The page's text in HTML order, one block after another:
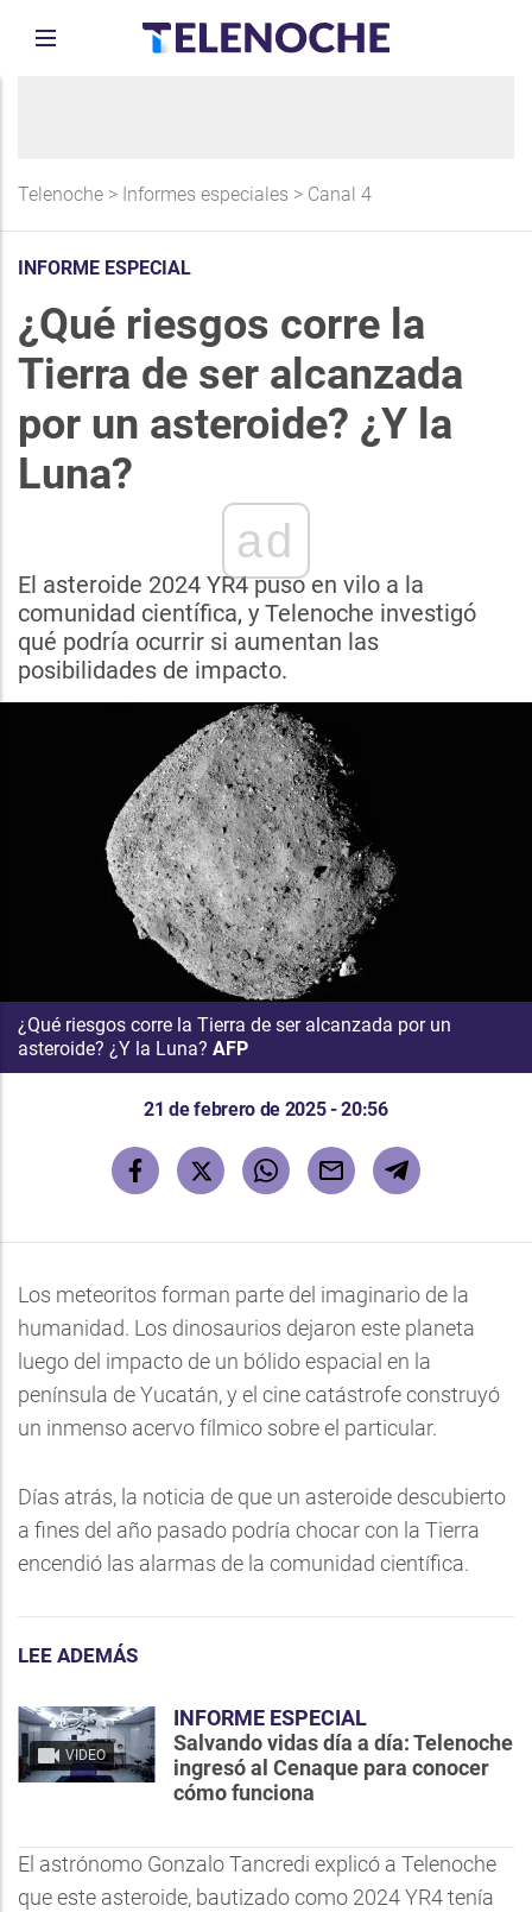
Telenoche > Informes especiales > Canal 4
INFORME ESPECIAL
¿Qué riesgos corre la
Tierra de ser alcanzada
por un asteroide? ¿Y la
Luna?
ad
El asteroide 2024 YR4 puso en vilo a la
comunidad científica, y Telenoche investigó
qué podría ocurrir si aumentan las
posibilidades de impacto.
¿Qué riesgos corre la Tierra de ser alcanzada por un
asteroide? ¿Y la Luna? AFP
21 de febrero de 2025 - 20:56
Los meteoritos forman parte del imaginario de la
humanidad. Los dinosaurios dejaron este planeta
luego del impacto de un bólido espacial en la
península de Yucatán, y el cine catástrofe construyó
un inmenso acervo fílmico sobre el particular.
Días atrás, la noticia de que un asteroide descubierto
a fines del año pasado podría chocar con la Tierra
encendió las alarmas de la comunidad científica.
LEE ADEMÁS
VIDEO
INFORME ESPECIAL
Salvando vidas día a día: Telenoche
ingresó al Cenaque para conocer
cómo funciona
El astrónomo Gonzalo Tancredi explicó a Telenoche
que este asteroide, bautizado como 2024 YR4 tenía